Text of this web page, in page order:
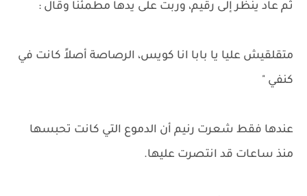
ثم عاد ينظر إلى رقيم، وربت على يدها مطمئنا وقال :
متقلقيش عليا يا بابا انا كويس، الرصاصة أصلاً كانت في
كنفي "
عندها فقط شعرت رنيم أن الدموع التي كانت تحبسها
منذ ساعات قد انتصرت عليها.